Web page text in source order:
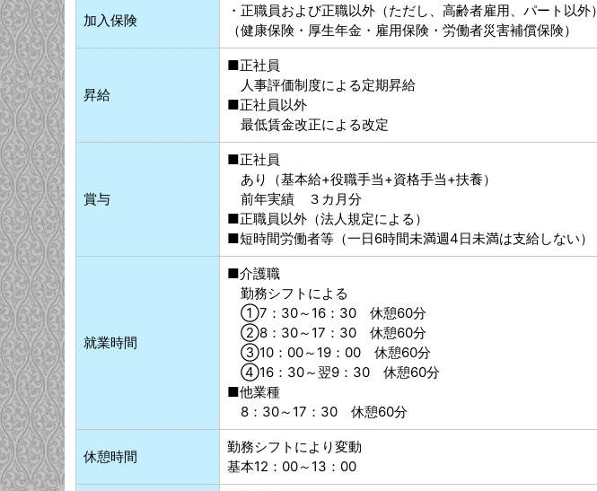
加入保険
・正職員および正職以外（ただし、高齢者雇用、パート以外）
（健康保険・厚生年金・雇用保険・労働者災害補償保険）
昇給
■正社員
人事評価制度による定期昇給
■正社員以外
最低賃金改正による改定
賞与
■正社員
あり（基本給+役職手当+資格手当+扶養）
前年実績 ３カ月分
■正職員以外（法人規定による）
■短時間労働者等（一日6時間未満週4日未満は支給しない）
就業時間
■介護職
勤務シフトによる
①7：30～16：30 休憩60分
②8：30～17：30 休憩60分
③10：00～19：00 休憩60分
④16：30～翌9：30 休憩60分
■他業種
8：30～17：30 休憩60分
休憩時間
勤務シフトにより変動
基本12：00～13：00